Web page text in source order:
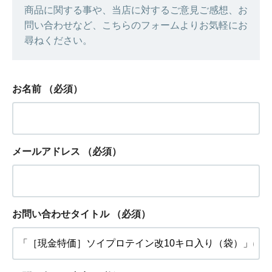
商品に関する事や、当店に対するご意見ご感想、お
問い合わせなど、こちらのフォームよりお気軽にお
尋ねください。
お名前 （必須）
メールアドレス （必須）
お問い合わせタイトル （必須）